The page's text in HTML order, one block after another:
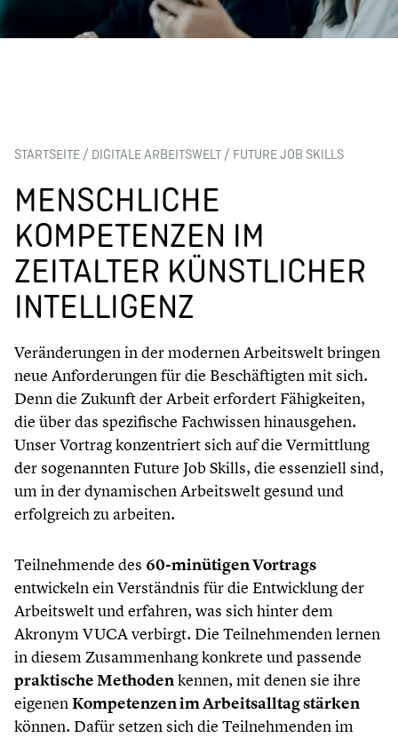
STARTSEITE / DIGITALE ARBEITSWELT / FUTURE JOB SKILLS
MENSCHLICHE
KOMPETENZEN IM
ZEITALTER KÜNSTLICHER
INTELLIGENZ
Veränderungen in der modernen Arbeitswelt bringen
neue Anforderungen für die Beschäftigten mit sich.
Denn die Zukunft der Arbeit erfordert Fähigkeiten,
die über das spezifische Fachwissen hinausgehen.
Unser Vortrag konzentriert sich auf die Vermittlung
der sogenannten Future Job Skills, die essenziell sind,
um in der dynamischen Arbeitswelt gesund und
erfolgreich zu arbeiten.
Teilnehmende des 60-minütigen Vortrags
entwickeln ein Verständnis für die Entwicklung der
Arbeitswelt und erfahren, was sich hinter dem
Akronym VUCA verbirgt. Die Teilnehmenden lernen
in diesem Zusammenhang konkrete und passende
praktische Methodenkennen, mit denen sie ihre
eigenenKompetenzen im Arbeitsalltag stärken
können. Dafür setzen sich die Teilnehmenden im